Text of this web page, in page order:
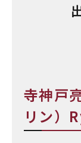
寺神戸
リン）